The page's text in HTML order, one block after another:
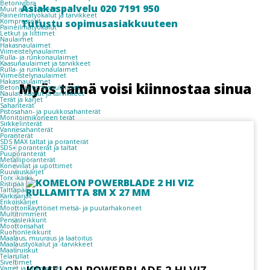
Betonivibra
Muut akkukoneet
Paineilmatyökalut ja tarvikkeet
Kompressorit
Paineilmatyökalut
Letkut ja liittimet
Naulaimet
Hakasnaulaimet
Viimeistelynaulaimet
Rulla- ja runkonaulaimet
Kaasunaulaimet ja tarvikkeet
Rulla- ja runkonaulaimet
Viimeistelynaulaimet
Hakasnaulaimet
Betoni- ja teräsnaulaimet
Naulat, kaasut ja tarvikkeet
Terät ja kärjet
Sahanterät
Pistosahan- ja puukkosahanterät
Monitoimikoneen terät
Sirkkelinterät
Vannesahanterät
Poranterät
SDS MAX taltat ja poranterät
SDS+ poranterät ja taltat
Puuporanterät
Metalliporanterät
Koneviilat ja upottimet
Ruuvauskärjet
Torx -kärki
Ristipää
Talttapää
Kärkisarjat
Erikoiskärjet
Moottorikäyttöiset metsä- ja puutarhakoneet
Multitrimmerit
Pensasleikkurit
Moottorisahat
Ruohonleikkurit
Maalaus, muuraus ja laatoitus
Maalaustyökalut ja -tarvikkeet
Maaliruiskut
Telarullat
Siveltimet
Varret ja jatkovarret
Asiakaspalvelu 020 7191 950
Tutustu sopimusasiakkuuteen
Myös tämä voisi kiinnostaa sinua